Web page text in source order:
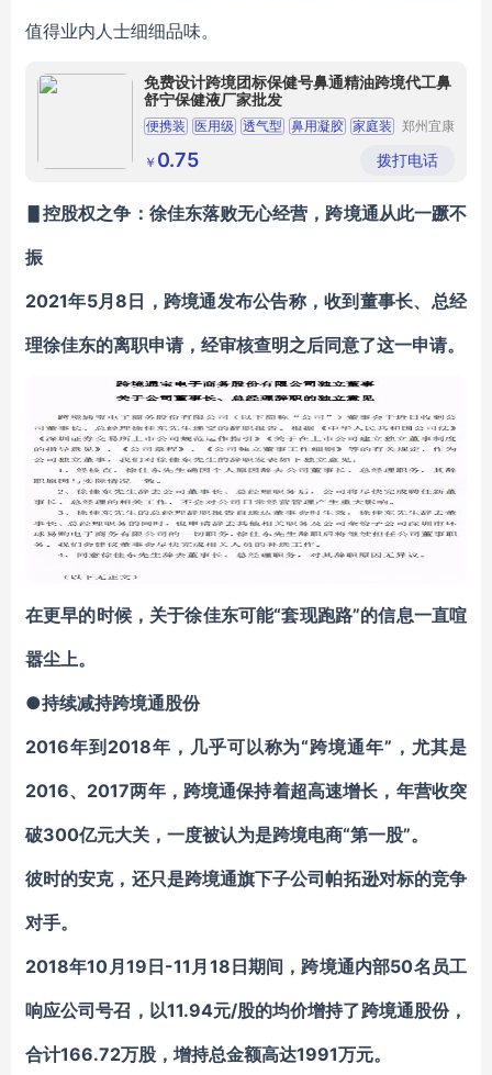
值得业内人士细细品味。
免费设计跨境团标保健号鼻通精油跨境代工鼻
舒宁保健液厂家批发
便携装 医用级 透气型 鼻用凝胶 家庭装
郑州宜康
科技有限
公司
￥ 0.75 拨打电话
▋控股权之争：徐佳东落败无心经营，跨境通从此一蹶不
振
2021年5月8日，跨境通发布公告称，收到董事长、总经
理徐佳东的离职申请，经审核查明之后同意了这一申请。
在更早的时候，关于徐佳东可能“套现跑路”的信息一直喧
嚣尘上。
●持续减持跨境通股份
2016年到2018年，几乎可以称为“跨境通年”，尤其是
2016、2017两年，跨境通保持着超高速增长，年营收突
破300亿元大关，一度被认为是跨境电商“第一股”。
彼时的安克，还只是跨境通旗下子公司帕拓逊对标的竞争
对手。
2018年10月19日-11月18日期间，跨境通内部50名员工
响应公司号召，以11.94元/股的均价增持了跨境通股份，
合计166.72万股，增持总金额高达1991万元。